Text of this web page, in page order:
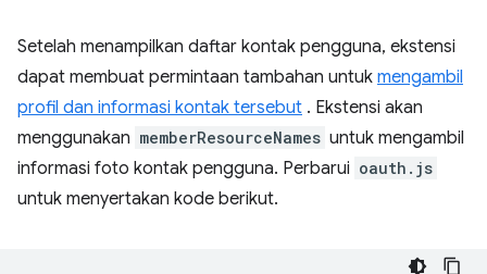
Setelah menampilkan daftar kontak pengguna, ekstensi
dapat membuat permintaan tambahan untuk mengambil
profil dan informasi kontak tersebut . Ekstensi akan
menggunakan memberResourceNames untuk mengambil
informasi foto kontak pengguna. Perbarui oauth.js
untuk menyertakan kode berikut.